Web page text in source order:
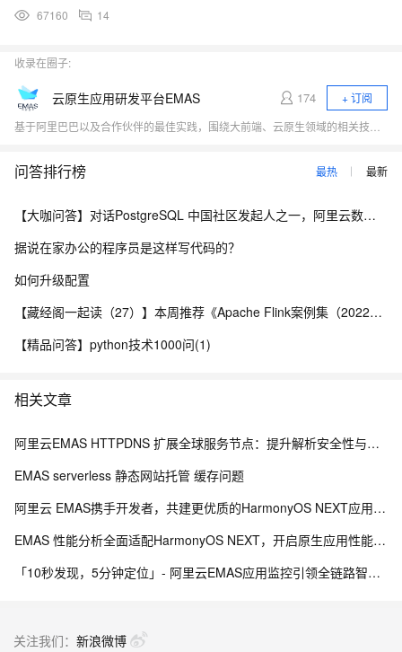
67160 14
收录在圈子:
云原生应用研发平台EMAS 174
+ 订阅
问答排行榜 最热 最新
【大咖问答】对话PostgreSQL 中国社区发起人之一，阿里云数据库高级专家 德哥
据说在家办公的程序员是这样写代码的？
如何升级配置
【藏经阁一起读（27）】本周推荐《Apache Flink案例集（2022版）》，你有哪些心得？
【精品问答】python技术1000问(1)
相关文章
阿里云EMAS HTTPDNS 扩展全球服务节点：提升解析安全性与网络覆盖
EMAS serverless 静态网站托管 缓存问题
阿里云 EMAS携手开发者，共建更优质的HarmonyOS NEXT应用生态
EMAS 性能分析全面适配HarmonyOS NEXT，开启原生应用性能优化新纪元
「10秒发现，5分钟定位」- 阿里云EMAS应用监控引领全链路智能监控新时代
关注我们： 新浪微博